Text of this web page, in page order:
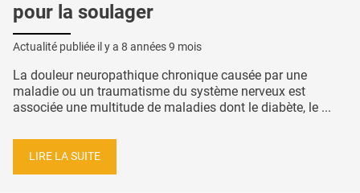
pour la soulager
Actualité publiée il y a 8 années 9 mois
La douleur neuropathique chronique causée par une
maladie ou un traumatisme du système nerveux est
associée une multitude de maladies dont le diabète, le ...
LIRE LA SUITE